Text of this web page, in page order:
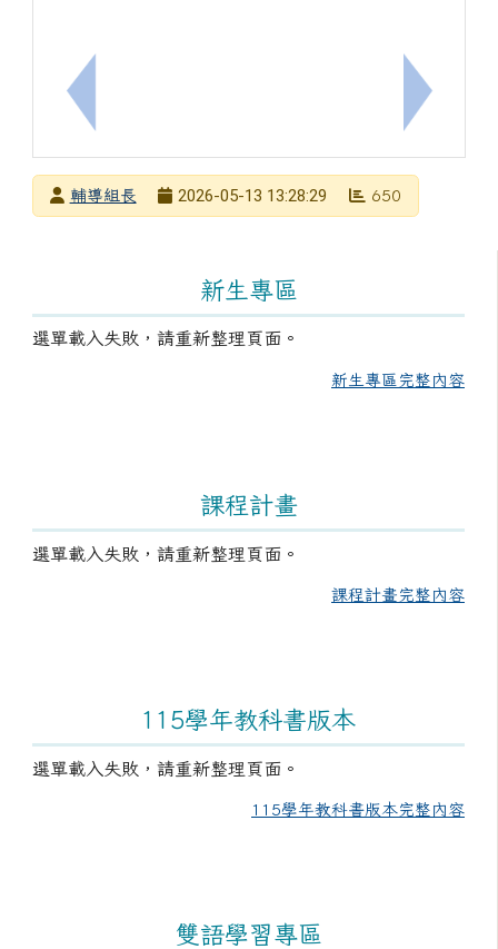
上一筆：函轉教育部「115學年度高級中等學校藝術
下一筆：
發布者輔導組長
2026-05-13 13:28:29 650
新生專區
選單載入失敗，請重新整理頁面。
新生專區完整內容
課程計畫
選單載入失敗，請重新整理頁面。
課程計畫完整內容
115學年教科書版本
選單載入失敗，請重新整理頁面。
115學年教科書版本完整內容
雙語學習專區